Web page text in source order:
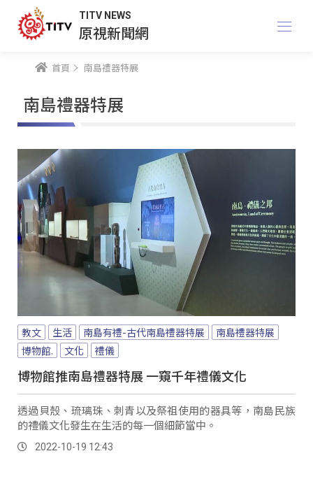
TITV NEWS
原視新聞網
首頁 南島禮器特展
南島禮器特展
教文 生活 南島有禮-古代南島禮器特展
南島禮器特展
博物館.
文化 禮儀
博物館推南島禮器特展 一窺千年禮儀文化
透過貝殼、琉璃珠、刺青以及祭祖使用的器具等，南島民族
的禮儀文化發生在生活的每一個細節當中。
2022-10-19 12:43